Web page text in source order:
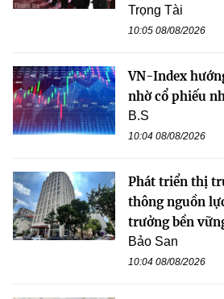
Trọng Tài
10:05 08/08/2026
VN-Index
nhờ cổ phiếu
B.S
10:04 08/08/2026
Phát triển thị
thông nguồn
trưởng bền
Bảo San
10:04 08/08/2026